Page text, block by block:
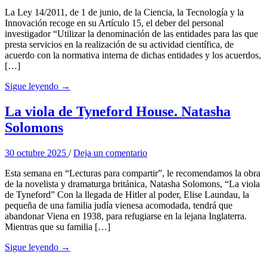
La Ley 14/2011, de 1 de junio, de la Ciencia, la Tecnología y la
Innovación recoge en su Artículo 15, el deber del personal
investigador “Utilizar la denominación de las entidades para las que
presta servicios en la realización de su actividad científica, de
acuerdo con la normativa interna de dichas entidades y los acuerdos,
[…]
Sigue leyendo →
La viola de Tyneford House. Natasha
Solomons
30 octubre 2025 /Deja un comentario
Esta semana en “Lecturas para compartir”, le recomendamos la obra
de la novelista y dramaturga británica, Natasha Solomons, “La viola
de Tyneford” Con la llegada de Hitler al poder, Elise Laundau, la
pequeña de una familia judía vienesa acomodada, tendrá que
abandonar Viena en 1938, para refugiarse en la lejana Inglaterra.
Mientras que su familia […]
Sigue leyendo →